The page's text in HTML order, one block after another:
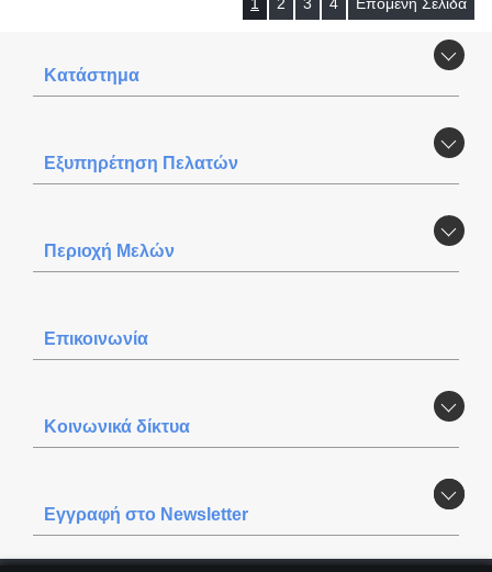
Κατάστημα
Εξυπηρέτηση Πελατών
Περιοχή Mελών
Επικοινωνία
Κοινωνικά δίκτυα
Εγγραφή στο Newsletter